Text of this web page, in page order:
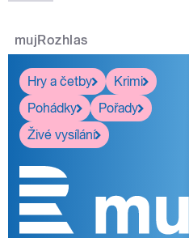
mujRozhlas
Hry a četby
Krimi
Pohádky
Pořady
Živé vysílání